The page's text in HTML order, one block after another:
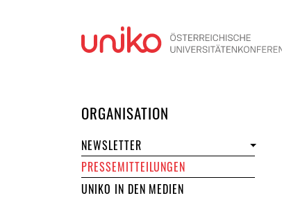
ORGANISATION
NEWSLETTER
PRESSEMITTEILUNGEN
UNIKO IN DEN MEDIEN